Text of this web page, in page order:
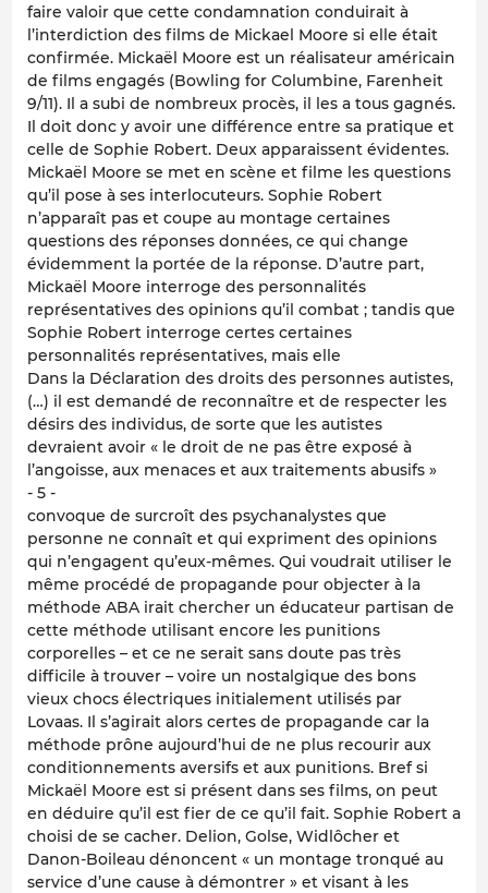
faire valoir que cette condamnation conduirait à
l’interdiction des films de Mickael Moore si elle était
confirmée. Mickaël Moore est un réalisateur américain
de films engagés (Bowling for Columbine, Farenheit
9/11). Il a subi de nombreux procès, il les a tous gagnés.
Il doit donc y avoir une différence entre sa pratique et
celle de Sophie Robert. Deux apparaissent évidentes.
Mickaël Moore se met en scène et filme les questions
qu’il pose à ses interlocuteurs. Sophie Robert
n’apparaît pas et coupe au montage certaines
questions des réponses données, ce qui change
évidemment la portée de la réponse. D’autre part,
Mickaël Moore interroge des personnalités
représentatives des opinions qu’il combat ; tandis que
Sophie Robert interroge certes certaines
personnalités représentatives, mais elle
Dans la Déclaration des droits des personnes autistes,
(…) il est demandé de reconnaître et de respecter les
désirs des individus, de sorte que les autistes
devraient avoir « le droit de ne pas être exposé à
l’angoisse, aux menaces et aux traitements abusifs »
- 5 -
convoque de surcroît des psychanalystes que
personne ne connaît et qui expriment des opinions
qui n’engagent qu’eux-mêmes. Qui voudrait utiliser le
même procédé de propagande pour objecter à la
méthode ABA irait chercher un éducateur partisan de
cette méthode utilisant encore les punitions
corporelles – et ce ne serait sans doute pas très
difficile à trouver – voire un nostalgique des bons
vieux chocs électriques initialement utilisés par
Lovaas. Il s’agirait alors certes de propagande car la
méthode prône aujourd’hui de ne plus recourir aux
conditionnements aversifs et aux punitions. Bref si
Mickaël Moore est si présent dans ses films, on peut
en déduire qu’il est fier de ce qu’il fait. Sophie Robert a
choisi de se cacher. Delion, Golse, Widlôcher et
Danon-Boileau dénoncent « un montage tronqué au
service d’une cause à démontrer » et visant à les